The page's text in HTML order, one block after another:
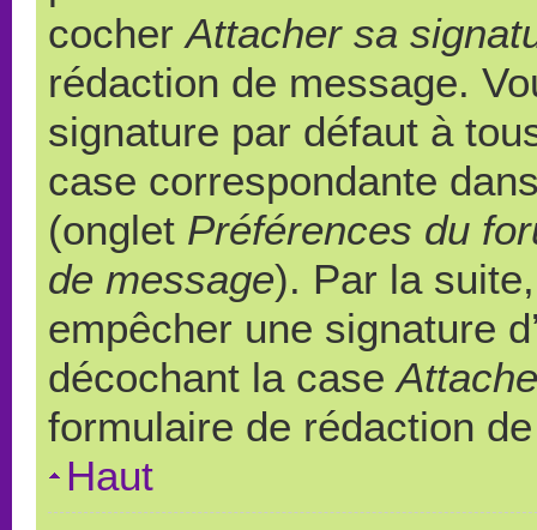
cocherAttacher sa
rédaction de message.
signature par défaut à
case correspondante
(onglet Préférences du
de message). Par la
empêcher une signature
décochant la case
formulaire de rédaction
Haut